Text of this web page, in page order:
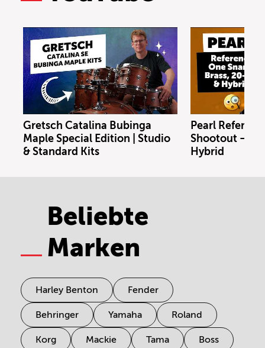
Gretsch Catalina Bubinga
Maple Special Edition | Studio
& Standard Kits
Pearl
Shootout –
Hybrid
Beliebte
Marken
Harley Benton Fender
Behringer Yamaha Roland
Korg Mackie Tama Boss